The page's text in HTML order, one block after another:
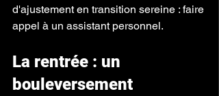
d'ajustement en transition sereine : faire
appel à un assistant personnel.
La rentrée : un
bouleversement